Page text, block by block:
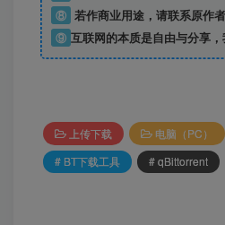
⑧ 若作商业用途，请联系原作
⑨ 互联网的本质是自由与分享
上传下载
电脑（PC）
# BT下载工具
# qBittorrent